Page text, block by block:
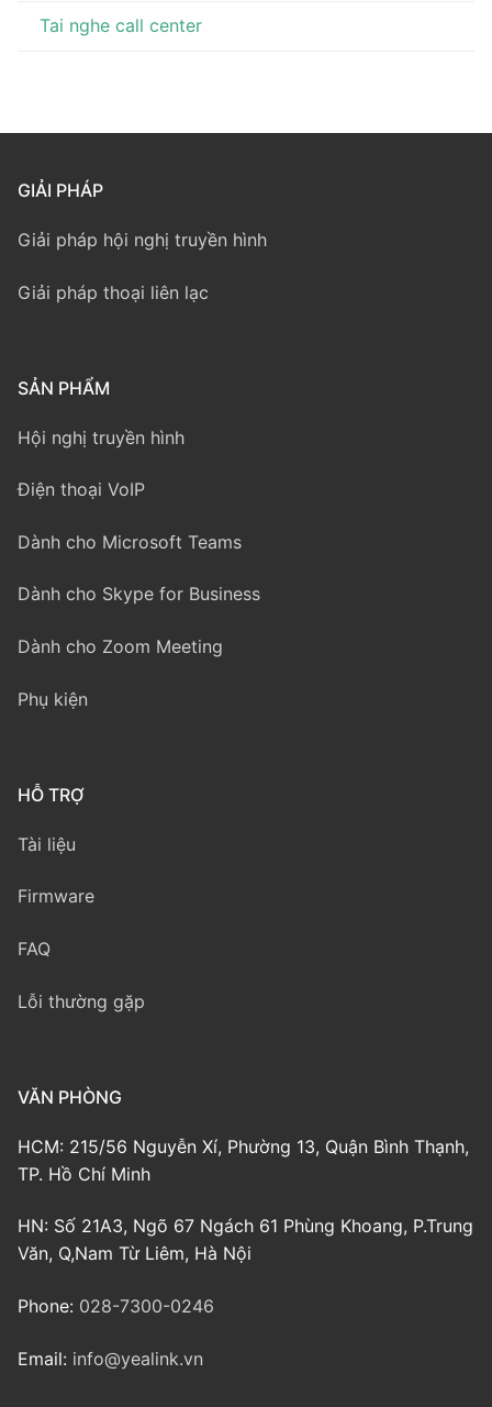
Tai nghe call center
GIẢI PHÁP
Giải pháp hội nghị truyền hình
Giải pháp thoại liên lạc
SẢN PHẨM
Hội nghị truyền hình
Điện thoại VoIP
Dành cho Microsoft Teams
Dành cho Skype for Business
Dành cho Zoom Meeting
Phụ kiện
HỖ TRỢ
Tài liệu
Firmware
FAQ
Lỗi thường gặp
VĂN PHÒNG
HCM: 215/56 Nguyễn Xí, Phường 13, Quận Bình Thạnh,
TP. Hồ Chí Minh
HN: Số 21A3, Ngõ 67 Ngách 61 Phùng Khoang, P.Trung
Văn, Q,Nam Từ Liêm, Hà Nội
Phone: 028-7300-0246
Email: info@yealink.vn